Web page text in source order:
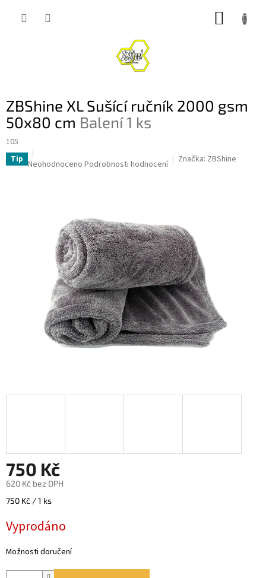
ZBShine XL Sušící ručník 2000 gsm
50x80 cm Balení 1 ks
105
Tip Průměrné
hvězdiček.
Neohodnoceno Podrobnosti hodnocení Značka: ZBShine
750 Kč
620 Kč bez DPH
Měrná
750 Kč / 1 ks
Vyprodáno
Možnosti doručení